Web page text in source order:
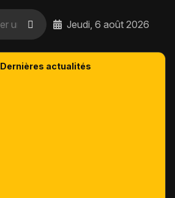
Jeudi, 6 août 2026
Dernières actualités